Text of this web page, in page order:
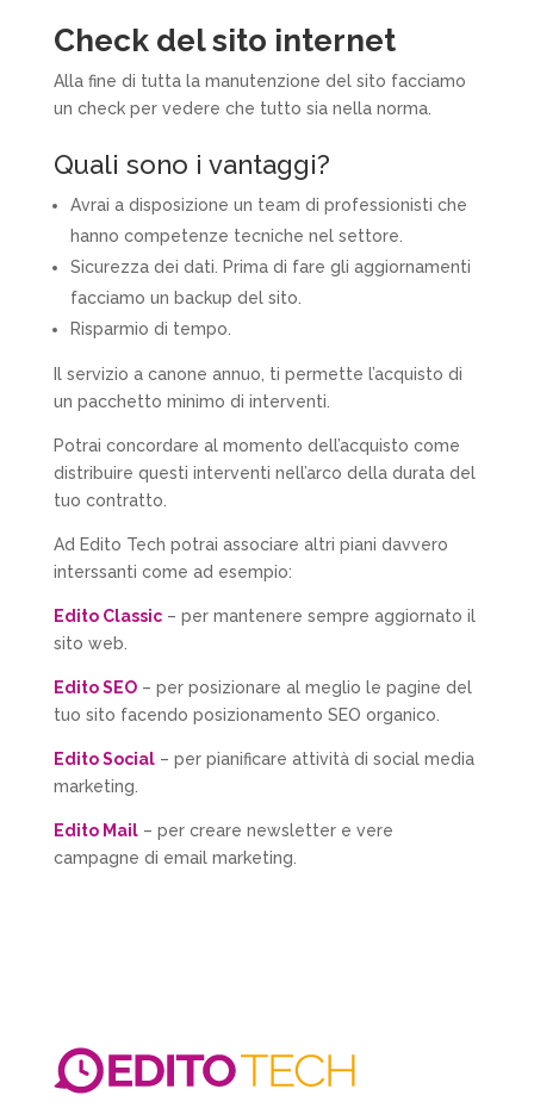
Check del sito internet
Alla fine di tutta la manutenzione del sito facciamo
un check per vedere che tutto sia nella norma.
Quali sono i vantaggi?
Avrai a disposizione un team di professionisti che
hanno competenze tecniche nel settore.
Sicurezza dei dati. Prima di fare gli aggiornamenti
facciamo un backup del sito.
Risparmio di tempo.
Il servizio a canone annuo, ti permette l’acquisto di
un pacchetto minimo di interventi.
Potrai concordare al momento dell’acquisto come
distribuire questi interventi nell’arco della durata del
tuo contratto.
Ad Edito Tech potrai associare altri piani davvero
interssanti come ad esempio:
Edito Classic– per mantenere sempre aggiornato il
sito web.
Edito SEO– per posizionare al meglio le pagine del
tuo sito facendo posizionamento SEO organico.
Edito Social– per pianificare attività di social media
marketing.
Edito Mail– per creare newsletter e vere
campagne di email marketing.